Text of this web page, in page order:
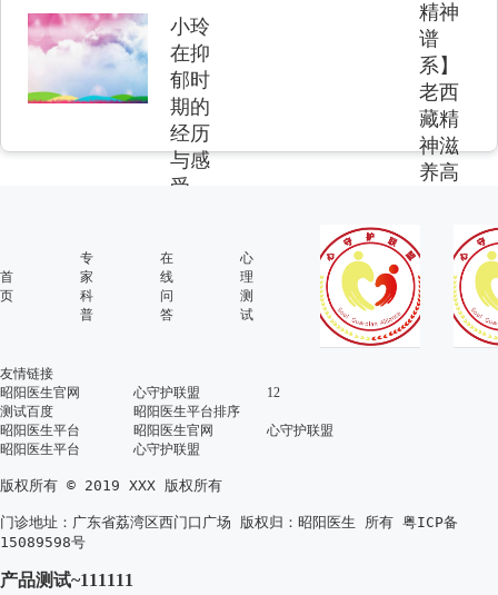
精神
谱
系】
老西
藏精
神滋
养高
小玲
在抑
郁时
期的
经历
与感
受
首
页
专
家
科
普
在
线
问
答
心
理
测
试
友情链接
昭阳医生官网
心守护联盟
12
测试百度
昭阳医生平台排序
昭阳医生平台
昭阳医生官网
心守护联盟
昭阳医生平台
心守护联盟
版权所有 © 2019 XXX 版权所有
门诊地址：广东省荔湾区西门口广场
版权归：昭阳医生 所有 粤ICP备
15089598号
产品测试~111111